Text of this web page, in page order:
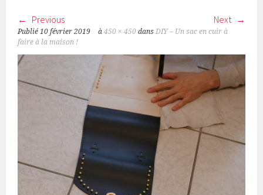
Previous Next
Publié10 février 2019 à450 × 450 dansDIY – Un sac en cuir à
faire à la maison !